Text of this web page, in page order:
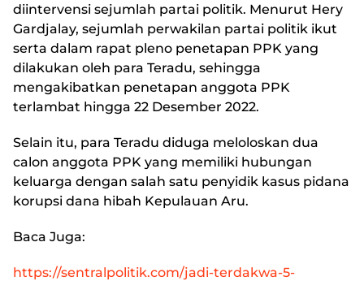
diintervensi sejumlah partai politik. Menurut Hery
Gardjalay, sejumlah perwakilan partai politik ikut
serta dalam rapat pleno penetapan PPK yang
dilakukan oleh para Teradu, sehingga
mengakibatkan penetapan anggota PPK
terlambat hingga 22 Desember 2022.
Selain itu, para Teradu diduga meloloskan dua
calon anggota PPK yang memiliki hubungan
keluarga dengan salah satu penyidik kasus pidana
korupsi dana hibah Kepulauan Aru.
Baca Juga:
https://sentralpolitik.com/jadi-terdakwa-5-